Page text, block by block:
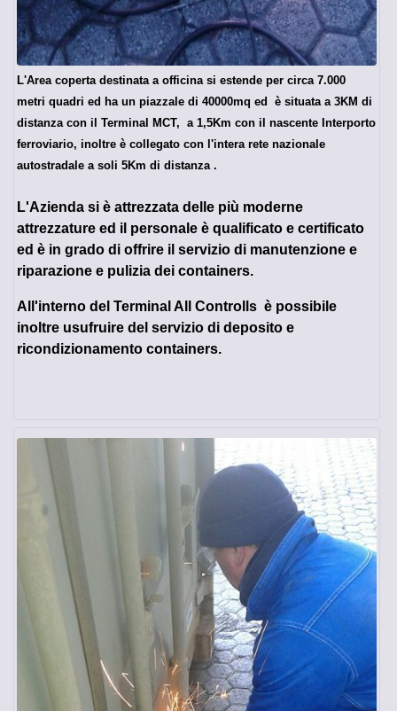
L'Area coperta destinata a officina si estende per circa 7.000
metri quadri ed ha un piazzale di 40000mq ed è situata a 3KM di
distanza con il Terminal MCT, a 1,5Km con il nascente Interporto
ferroviario, inoltre è collegato con l'intera rete nazionale
autostradale a soli 5Km di distanza .
L'Azienda si è attrezzata delle più moderne
attrezzature ed il personale è qualificato e certificato
ed è in grado di offrire il servizio di manutenzione e
riparazione e pulizia dei containers.
All'interno del Terminal All Controlls è possibile
inoltre usufruire del servizio di deposito e
ricondizionamento containers.